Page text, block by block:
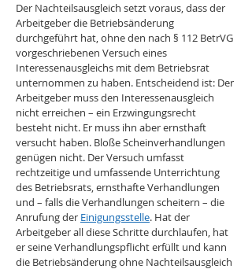
Der Nachteilsausgleich setzt voraus, dass der
Arbeitgeber die Betriebsänderung
durchgeführt hat, ohne den nach § 112 BetrVG
vorgeschriebenen Versuch eines
Interessenausgleichs mit dem Betriebsrat
unternommen zu haben. Entscheidend ist: Der
Arbeitgeber muss den Interessenausgleich
nicht erreichen – ein Erzwingungsrecht
besteht nicht. Er muss ihn aber ernsthaft
versucht haben. Bloße Scheinverhandlungen
genügen nicht. Der Versuch umfasst
rechtzeitige und umfassende Unterrichtung
des Betriebsrats, ernsthafte Verhandlungen
und – falls die Verhandlungen scheitern – die
Anrufung der Einigungsstelle. Hat der
Arbeitgeber all diese Schritte durchlaufen, hat
er seine Verhandlungspflicht erfüllt und kann
die Betriebsänderung ohne Nachteilsausgleich